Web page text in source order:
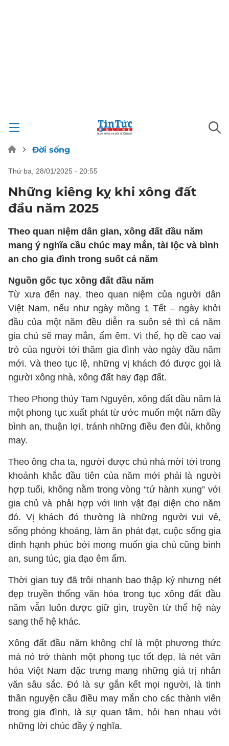
Đời sống
thứ ba, 28/01/2025 - 20:55
Những kiêng kỵ khi xông đất
đầu năm 2025
Theo quan niệm dân gian, xông đất đầu năm
mang ý nghĩa cầu chúc may mắn, tài lộc và bình
an cho gia đình trong suốt cả năm
Nguồn gốc tục xông đất đầu năm
Từ xưa đến nay, theo quan niệm của người dân
Việt Nam, nếu như ngày mồng 1 Tết – ngày khởi
đầu của một năm đều diễn ra suôn sẻ thì cả năm
gia chủ sẽ may mắn, ấm êm. Vì thế, họ đề cao vai
trò của người tới thăm gia đình vào ngày đầu năm
mới. Và theo tục lệ, những vị khách đó được gọi là
người xông nhà, xông đất hay đạp đất.
Theo Phong thủy Tam Nguyên, xông đất đầu năm là
một phong tục xuất phát từ ước muốn một năm đầy
bình an, thuận lợi, tránh những điều đen đủi, không
may.
Theo ông cha ta, người được chủ nhà mời tới trong
khoảnh khắc đầu tiên của năm mới phải là người
hợp tuổi, không nằm trong vòng “tứ hành xung” với
gia chủ và phải hợp với linh vật đại diện cho năm
đó. Vị khách đó thường là những người vui vẻ,
sống phóng khoáng, làm ăn phát đạt, cuộc sống gia
đình hạnh phúc bởi mong muốn gia chủ cũng bình
an, sung túc, gia đạo êm ấm.
Thời gian tuy đã trôi nhanh bao thập kỷ nhưng nét
đẹp truyền thống văn hóa trong tục xông đất đầu
năm vẫn luôn được giữ gìn, truyền từ thế hệ này
sang thế hệ khác.
Xông đất đầu năm không chỉ là một phương thức
mà nó trở thành một phong tục tốt đẹp, là nét văn
hóa Việt Nam đặc trưng mang những giá trị nhân
văn sâu sắc. Đó là sự gắn kết mọi người, là tinh
thần nguyện cầu điều may mắn cho các thành viên
trong gia đình, là sự quan tâm, hỏi han nhau với
những lời chúc đầy ý nghĩa.